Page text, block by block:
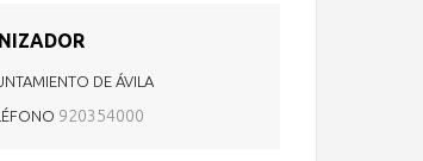
DE ÁVILA
920354000